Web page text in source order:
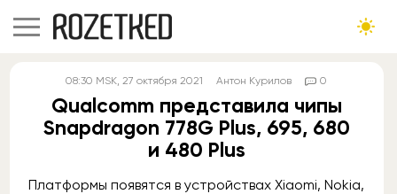
08:30 MSK, 27 октября 2021 Антон Курилов 0
Qualcomm представила чипы
Snapdragon 778G Plus, 695, 680
и 480 Plus
Платформы появятся в устройствах Xiaomi, Nokia,